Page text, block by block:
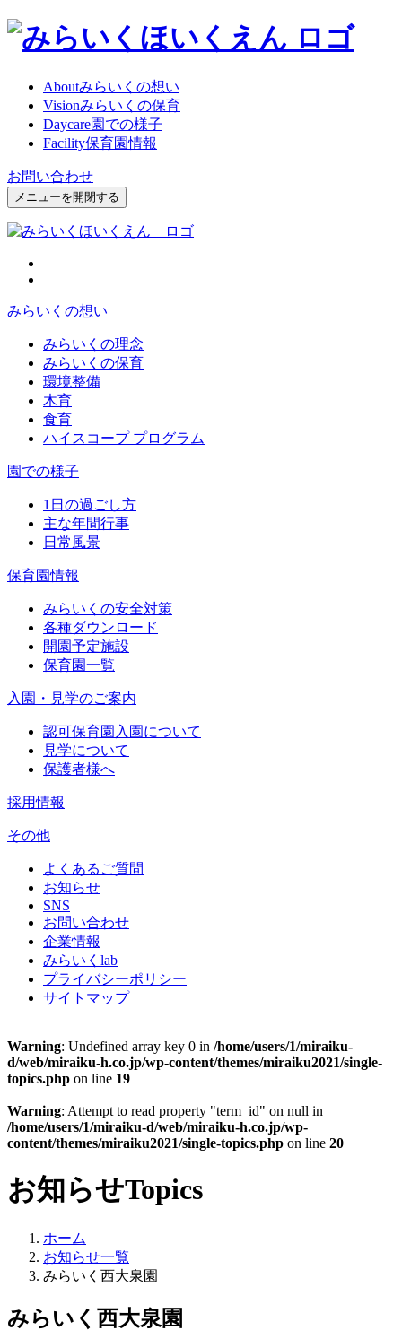
Aboutみらいくの想い
Visionみらいくの保育
Daycare園での様子
Facility保育園情報
お問い合わせ
メニューを開閉する
みらいくの想い
みらいくの理念
みらいくの保育
環境整備
木育
食育
ハイスコープ プログラム
園での様子
1日の過ごし方
主な年間行事
日常風景
保育園情報
みらいくの安全対策
各種ダウンロード
開園予定施設
保育園一覧
入園・見学のご案内
認可保育園入園について
見学について
保護者様へ
採用情報
その他
よくあるご質問
お知らせ
SNS
お問い合わせ
企業情報
みらいくlab
プライバシーポリシー
サイトマップ
Warning: Undefined array key 0 in /home/users/1/miraiku-
d/web/miraiku-h.co.jp/wp-content/themes/miraiku2021/single-
topics.php on line 19
Warning: Attempt to read property "term_id" on null in
/home/users/1/miraiku-d/web/miraiku-h.co.jp/wp-
content/themes/miraiku2021/single-topics.php on line 20
お知らせTopics
ホーム
お知らせ一覧
みらいく西大泉園
みらいく西大泉園